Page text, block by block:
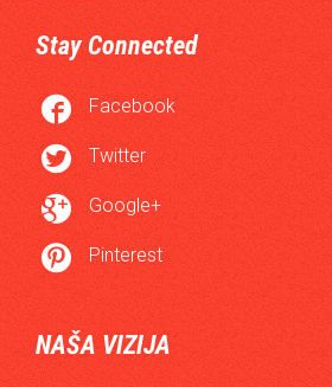
Stay Connected
 Facebook
 Twitter
 Google+
 Pinterest
NAŠA VIZIJA